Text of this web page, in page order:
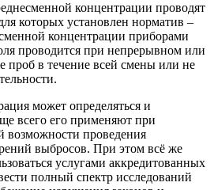
концентрации проводят
которых установлен норматив –
концентрации приборами
проводится при непрерывном или
проб в течение всей смены или не
может определяться и
всего его применяют при
возможности проведения
выбросов. При этом всё же
услугами аккредитованных
полный спектр исследований